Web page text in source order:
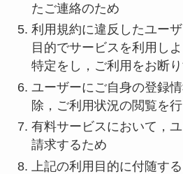
たご連絡のため
利用規約に違反したユー
目的でサービスを利用し
特定をし，ご利用をお断
ユーザーにご自身の登録
除，ご利用状況の閲覧を
有料サービスにおいて，
請求するため
上記の利用目的に付随す